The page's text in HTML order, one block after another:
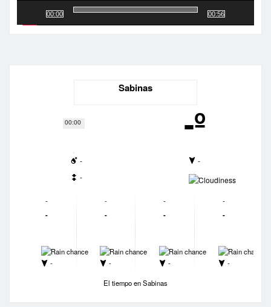
00:00
00:00
00:56
Sabinas
-º
-
-
-
-
-
-
-
-
-
-
-
-
-
-
-
-
-
-
-
-
El tiempo en Sabinas